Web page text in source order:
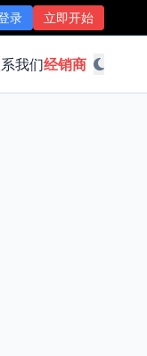
录 立即开始
我们经销商